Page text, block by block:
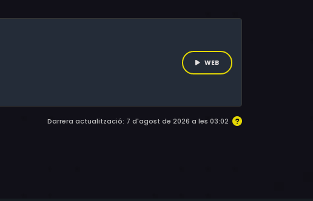
L'amor que els dos nois comencen a sentir per la
de Pradolongo, un prat d'alta muntanya
WEB
Darrera actualització: 7 d'agost de 2026 a les 03:02